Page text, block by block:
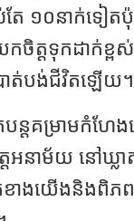
ែ ១០នាក់ទៀត
យកចិត្តទុកដាក់
ាត់បង់ជីវិតឡើយ។
តគម្រាមកំហែ
អនាម័យ​ នៅឃ្ល
ខាងយេីងនិងពិភ